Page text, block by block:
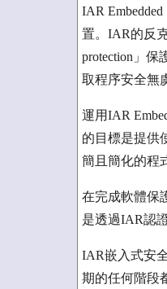
IAR
置。IAR的反
protection」
取程序安全無
運用IAR
的目標是提供
簡且簡化的程
在完成軟體保
是透過IAR認
IAR嵌入式安
期的任何階段